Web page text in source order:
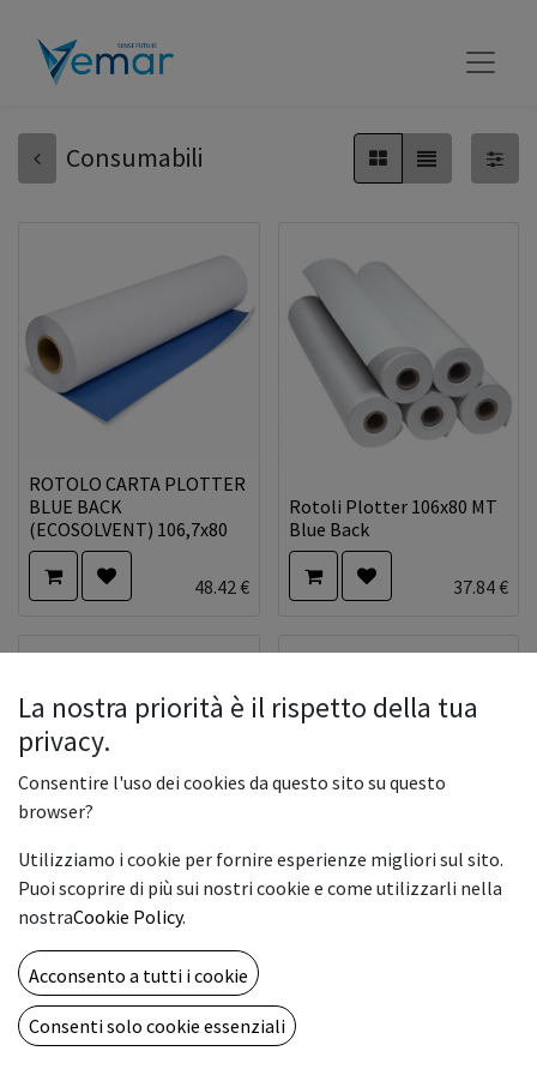
Consumabili
ROTOLO CARTA PLOTTER
BLUE BACK
(ECOSOLVENT) 106,7x80
48.42 €
Rotoli Plotter 106x80 MT
Blue Back
37.84€
ROTOLO FILM 40Cm X
100mt SAF+C
99.00€
Ri-Jet M100 White Gloss
La nostra priorità è il rispetto della tua
privacy.
Consentire l'uso dei cookies da questo sito su questo
browser?
Utilizziamo i cookie per fornire esperienze migliori sul sito.
Puoi scoprire di più sui nostri cookie e come utilizzarli nella
nostraCookie Policy.
Acconsento a tutti i cookie
Consenti solo cookie essenziali